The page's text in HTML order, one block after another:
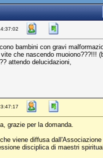
bambini con gravi
che nascendo muoiono???!!!
attendo delucidazioni,
grazie per la domanda.
viene diffusa
disciplica di maestri